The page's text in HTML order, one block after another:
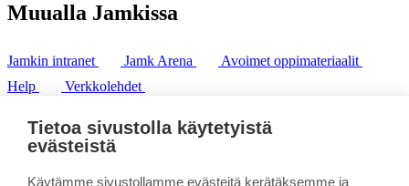
Muualla Jamkissa
Jamkin intranet Jamk Arena
Avoimet oppimateriaalit
Help
Verkkolehdet
puh. +358 20 743 8100
fax. +358 14 449 9694
Tietoa sivustolla käytetyistä
evästeistä
Käytämme sivustollamme evästeitä kerätäksemme ja